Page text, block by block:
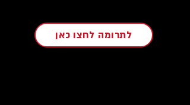
לתרומה לחצו כאן